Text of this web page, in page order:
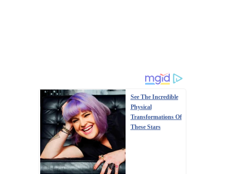
See The Incredible
Physical
Transformations Of
These Stars